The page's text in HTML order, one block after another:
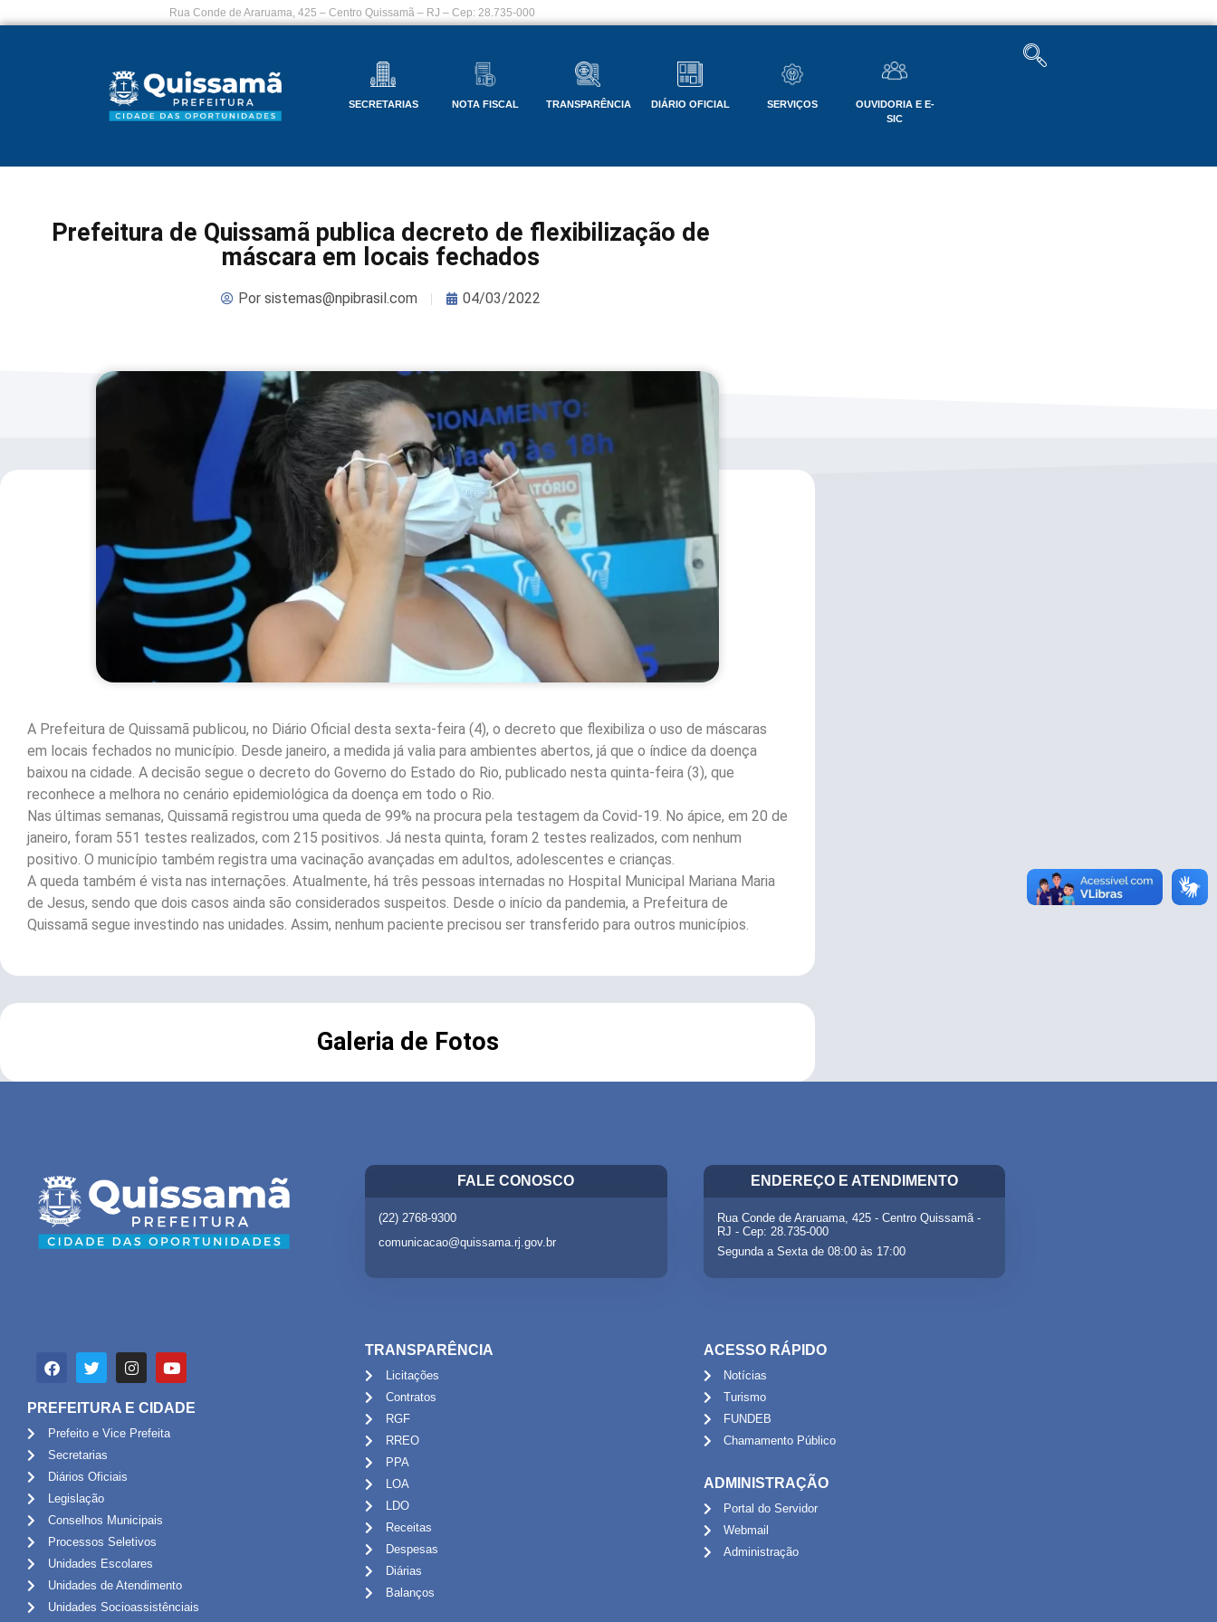
Rua Conde de Araruama, 425 – Centro Quissamã – RJ – Cep: 28.735-000
SECRETARIAS NOTA FISCAL TRANSPARÊNCIA DIÁRIO OFICIAL SERVIÇOS
OUVIDORIA E E-
SIC
Prefeitura de Quissamã publica decreto de flexibilização de
máscara em locais fechados
Porsistemas@npibrasil.com 04/03/2022
A Prefeitura de Quissamã publicou, no Diário Oficial desta sexta-feira (4), o decreto que flexibiliza o uso de máscaras
em locais fechados no município. Desde janeiro, a medida já valia para ambientes abertos, já que o índice da doença
baixou na cidade. A decisão segue o decreto do Governo do Estado do Rio, publicado nesta quinta-feira (3), que
reconhece a melhora no cenário epidemiológica da doença em todo o Rio.
Nas últimas semanas, Quissamã registrou uma queda de 99% na procura pela testagem da Covid-19. No ápice, em 20 de
janeiro, foram 551 testes realizados, com 215 positivos. Já nesta quinta, foram 2 testes realizados, com nenhum
positivo. O município também registra uma vacinação avançadas em adultos, adolescentes e crianças.
A queda também é vista nas internações. Atualmente, há três pessoas internadas no Hospital Municipal Mariana Maria
de Jesus, sendo que dois casos ainda são considerados suspeitos. Desde o início da pandemia, a Prefeitura de
Quissamã segue investindo nas unidades. Assim, nenhum paciente precisou ser transferido para outros municípios.
Galeria de Fotos
FALE CONOSCO
(22) 2768-9300
comunicacao@quissama.rj.gov.br
ENDEREÇO E ATENDIMENTO
Rua Conde de Araruama, 425 - Centro Quissamã -
RJ - Cep: 28.735-000
Segunda a Sexta de 08:00 às 17:00
PREFEITURA E CIDADE
Prefeito e Vice Prefeita
Secretarias
Diários Oficiais
Legislação
Conselhos Municipais
Processos Seletivos
Unidades Escolares
Unidades de Atendimento
Unidades Socioassistênciais
TRANSPARÊNCIA
Licitações
Contratos
RGF
RREO
PPA
LOA
LDO
Receitas
Despesas
Diárias
Balanços
ACESSO RÁPIDO
Notícias
Turismo
FUNDEB
Chamamento Público
ADMINISTRAÇÃO
Portal do Servidor
Webmail
Administração